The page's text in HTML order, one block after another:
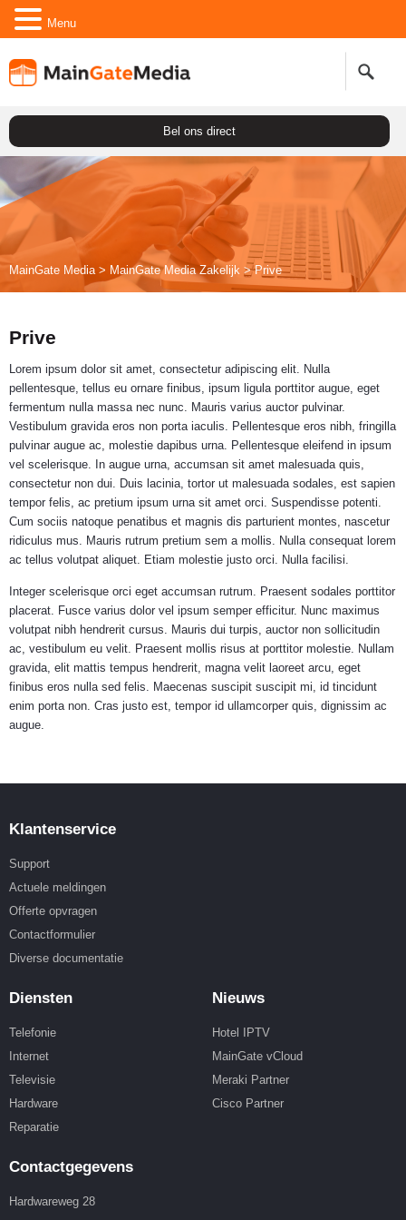
Bel ons direct
MainGate Media> MainGate Media Zakelijk >Prive
Prive
Lorem ipsum dolor sit amet, consectetur adipiscing elit. Nulla
pellentesque, tellus eu ornare finibus, ipsum ligula porttitor augue, eget
fermentum nulla massa nec nunc. Mauris varius auctor pulvinar.
Vestibulum gravida eros non porta iaculis. Pellentesque eros nibh, fringilla
pulvinar augue ac, molestie dapibus urna. Pellentesque eleifend in ipsum
vel scelerisque. In augue urna, accumsan sit amet malesuada quis,
consectetur non dui. Duis lacinia, tortor ut malesuada sodales, est sapien
tempor felis, ac pretium ipsum urna sit amet orci. Suspendisse potenti.
Cum sociis natoque penatibus et magnis dis parturient montes, nascetur
ridiculus mus. Mauris rutrum pretium sem a mollis. Nulla consequat lorem
ac tellus volutpat aliquet. Etiam molestie justo orci. Nulla facilisi.
Integer scelerisque orci eget accumsan rutrum. Praesent sodales porttitor
placerat. Fusce varius dolor vel ipsum semper efficitur. Nunc maximus
volutpat nibh hendrerit cursus. Mauris dui turpis, auctor non sollicitudin
ac, vestibulum eu velit. Praesent mollis risus at porttitor molestie. Nullam
gravida, elit mattis tempus hendrerit, magna velit laoreet arcu, eget
finibus eros nulla sed felis. Maecenas suscipit suscipit mi, id tincidunt
enim porta non. Cras justo est, tempor id ullamcorper quis, dignissim ac
augue.
Klantenservice
Support
Actuele meldingen
Offerte opvragen
Contactformulier
Diverse documentatie
Diensten
Telefonie
Internet
Televisie
Hardware
Reparatie
Nieuws
Hotel IPTV
MainGate vCloud
Meraki Partner
Cisco Partner
Contactgegevens
Hardwareweg 28
Menu